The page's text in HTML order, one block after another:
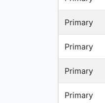
Primary
Primary
Primary
Primary